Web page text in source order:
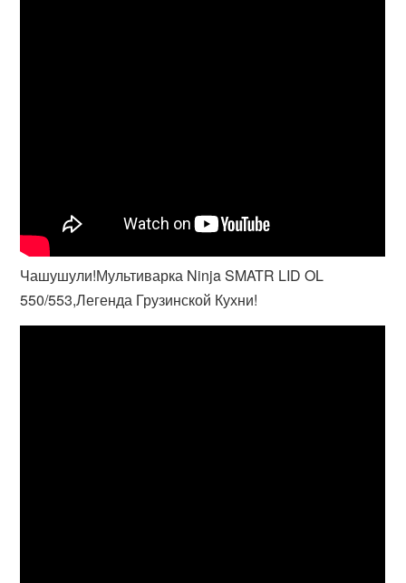
Чашушули!Мультиварка Ninja SMATR LID OL
550/553,Легенда Грузинской Кухни!